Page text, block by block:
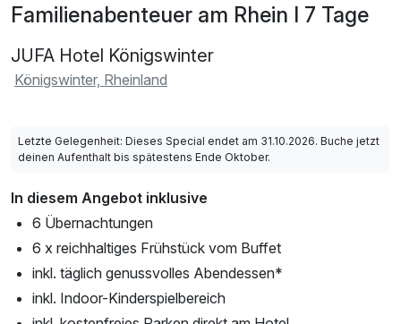
Familienabenteuer am Rhein I 7 Tage
JUFA Hotel Königswinter
Königswinter, Rheinland
Letzte Gelegenheit: Dieses Special endet am 31.10.2026. Buche jetzt
deinen Aufenthalt bis spätestens Ende Oktober.
In diesem Angebot inklusive
6 Übernachtungen
6 x reichhaltiges Frühstück vom Buffet
inkl. täglich genussvolles Abendessen*
inkl. Indoor-Kinderspielbereich